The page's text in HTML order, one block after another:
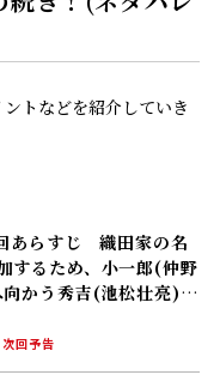
トなどを紹介していき
あらすじ 織田家の名
するため、小一郎(仲野
かう秀吉(池松壮亮)。
家(山口馬木也)ら重臣
次回予告